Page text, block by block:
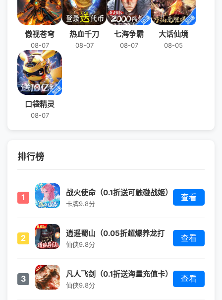
傲视苍穹
08-07
热血千刀
08-07
七海争霸
08-07
大话仙境
08-05
口袋精灵
08-07
排行榜
1 战火使命（0.1折送可触碰战姬）
卡牌9.8分
查看
2
逍遥蜀山（0.05折超爆养龙打
金）
仙侠9.8分
查看
3 凡人飞剑（0.1折送海量充值卡）
仙侠9.8分
查看